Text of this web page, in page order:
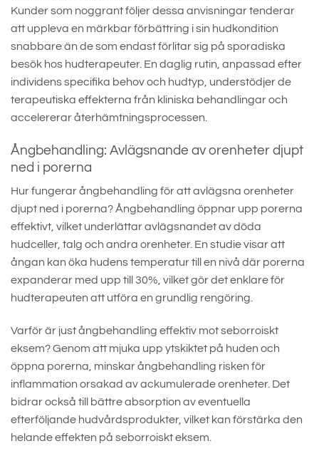
Kunder som noggrant följer dessa anvisningar tenderar
att uppleva en märkbar förbättring i sin hudkondition
snabbare än de som endast förlitar sig på sporadiska
besök hos hudterapeuter. En daglig rutin, anpassad efter
individens specifika behov och hudtyp, understödjer de
terapeutiska effekterna från kliniska behandlingar och
accelererar återhämtningsprocessen.
Ångbehandling: Avlägsnande av orenheter djupt
ned i porerna
Hur fungerar ångbehandling för att avlägsna orenheter
djupt ned i porerna? Ångbehandling öppnar upp porerna
effektivt, vilket underlättar avlägsnandet av döda
hudceller, talg och andra orenheter. En studie visar att
ångan kan öka hudens temperatur till en nivå där porerna
expanderar med upp till 30%, vilket gör det enklare för
hudterapeuten att utföra en grundlig rengöring.
Varför är just ångbehandling effektiv mot seborroiskt
eksem? Genom att mjuka upp ytskiktet på huden och
öppna porerna, minskar ångbehandling risken för
inflammation orsakad av ackumulerade orenheter. Det
bidrar också till bättre absorption av eventuella
efterföljande hudvårdsprodukter, vilket kan förstärka den
helande effekten på seborroiskt eksem.